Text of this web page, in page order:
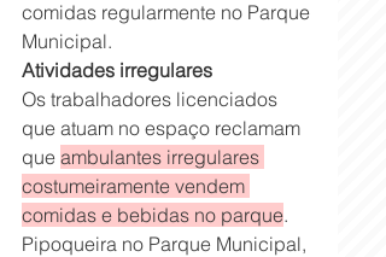
comidas regularmente no Parque
Municipal.
Atividades irregulares
Os trabalhadores licenciados
que atuam no espaço reclamam
que ambulantes irregulares
costumeiramente vendem
comidas e bebidas no parque.
Pipoqueira no Parque Municipal,